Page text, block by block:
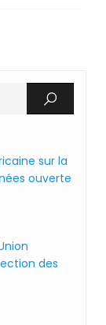
sur la
ouverte
des